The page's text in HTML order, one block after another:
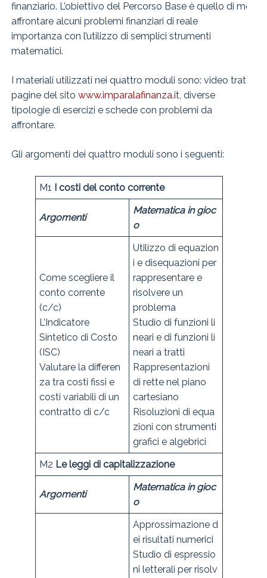
finanziario. L’obiettivo del Percorso Base è quello di
affrontare alcuni problemi finanziari di reale
importanza con l’utilizzo di semplici strumenti
matematici.
I materiali utilizzati nei quattro moduli sono: video tratti
pagine del sito www.imparalafinanza.it, diverse
tipologie di esercizi e schede con problemi da
affrontare.
Gli argomenti dei quattro moduli sono i seguenti:
M1 I costi del conto corrente
Argomenti
Matematica in gioc
o
Come scegliere il
conto corrente
(c/c)
L’Indicatore
Sintetico di Costo
(ISC)
Valutare la differen
za tra costi fissi e
costi variabili di un
contratto di c/c
Utilizzo di equazion
i e disequazioni per
rappresentare e
risolvere un
problema
Studio di funzioni li
neari e di funzioni li
neari a tratti
Rappresentazioni
di rette nel piano
cartesiano
Risoluzioni di equa
zioni con strumenti
grafici e algebrici
M2 Le leggi di capitalizzazione
Argomenti
Matematica in gioc
o
Approssimazione d
ei risultati numerici
Studio di espressio
ni letterali per risolv